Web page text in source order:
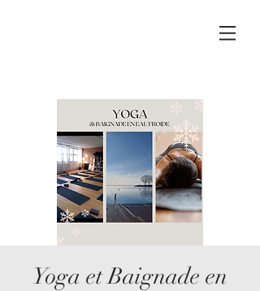
Yoga et Baignade en